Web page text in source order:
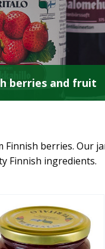
berries and fruit
berries. Our
Finnish ingredients.